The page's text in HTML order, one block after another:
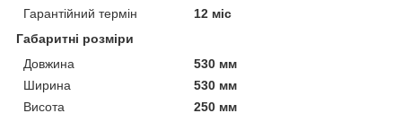
Гарантійний термін
12 міс
Габаритні розміри
Довжина
530 мм
Ширина
530 мм
Висота
250 мм